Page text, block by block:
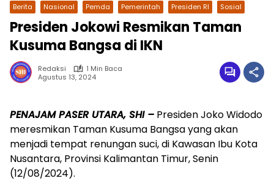
wa.me/087842777025
Berita Nasional Pemda Pemerintah Presiden RI Sosial
Presiden Jokowi Resmikan Taman
Kusuma Bangsa di IKN
Redaksi
1 Min Baca
Agustus 13, 2024
PENAJAM PASER UTARA, SHI – Presiden Joko Widodo
meresmikan Taman Kusuma Bangsa yang akan
menjadi tempat renungan suci, di Kawasan Ibu Kota
Nusantara, Provinsi Kalimantan Timur, Senin
(12/08/2024).